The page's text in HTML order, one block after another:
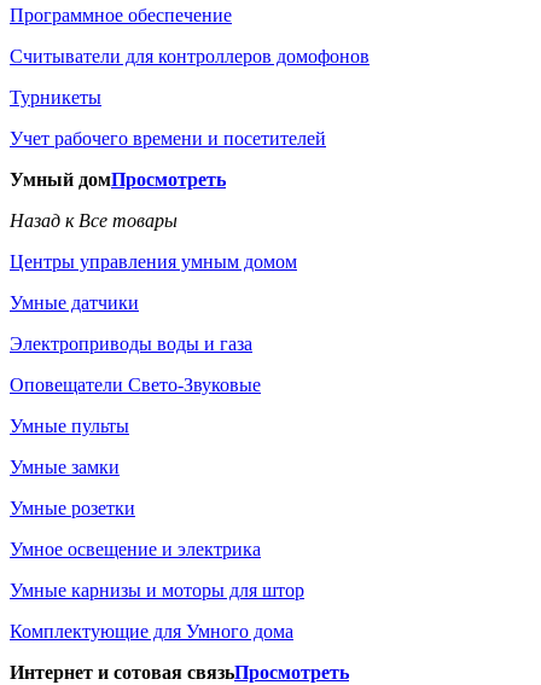
Программное обеспечение
Считыватели для контроллеров домофонов
Турникеты
Учет рабочего времени и посетителей
Умный домПросмотреть
Назад к Все товары
Центры управления умным домом
Умные датчики
Электроприводы воды и газа
Оповещатели Свето-Звуковые
Умные пульты
Умные замки
Умные розетки
Умное освещение и электрика
Умные карнизы и моторы для штор
Комплектующие для Умного дома
Интернет и сотовая связьПросмотреть